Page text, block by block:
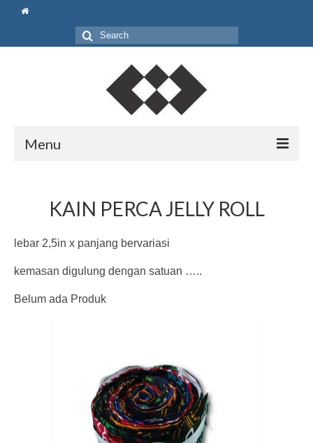
Search
for:
Menu
Shop
Pouch
Bag
Gift Set
KAIN PERCA JELLY ROLL
lebar 2,5in x panjang bervariasi
kemasan digulung dengan satuan …..
Belum ada Produk